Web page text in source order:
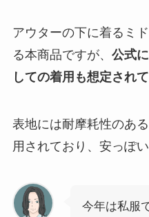
アウターの下に着るミ
る本商品ですが、 公式
しての着用も想定され
表地には耐摩耗性のあ
用されており、安っぽ
今年は私服